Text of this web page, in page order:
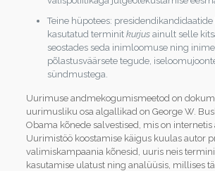
Teine hüpotees: presidendikandidaatide
kasutatud terminit kurjusainult selle
seostades seda inim­loomuse ning
põlastusväärsete tegude,
sündmustega.
Uurimuse andmekogumismeetod on
uurimusliku osa algallikad on George W.
Obama kõnede salvestised, mis on internetis
Uurimistöö koostamise käigus kuulas autor
valimiskampaania kõnesid, uuris neis termini
kasutamise ulatust ning analüüsis, millises